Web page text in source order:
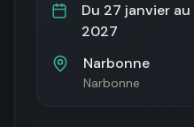
Du 27 janvier au
2027
Narbonne
Narbonne